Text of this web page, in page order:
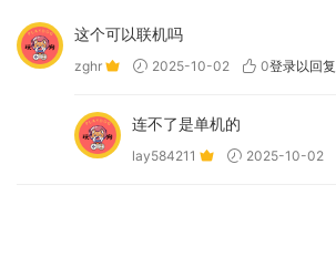
这个可以联机吗
zghr 2025-10-02 0登录以回复
连不了是单机的
lay584211 2025-10-02